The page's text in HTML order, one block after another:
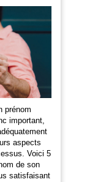
prénom
important,
aspects
Voici 5
de son
satisfaisant